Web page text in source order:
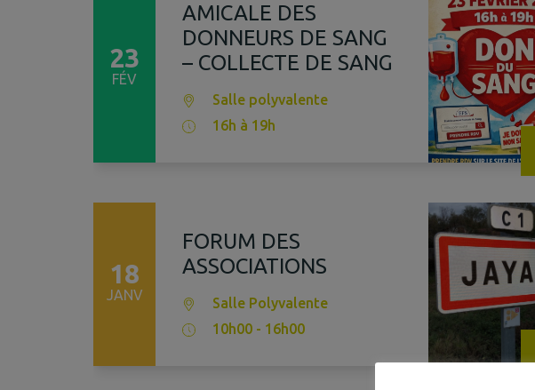
23
FÉV
AMICALE DES
DONNEURS DE SANG
– COLLECTE DE SANG
Salle polyvalente
16h à 19h
18
JANV
FORUM DES
ASSOCIATIONS
Salle Polyvalente
10h00 - 16h00